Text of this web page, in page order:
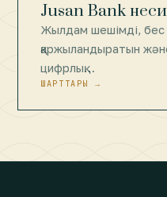
Jusan Bank
Жылдам шешімді, бес
қаржыландыратын
цифрлық…
ШАРТТАРЫ →